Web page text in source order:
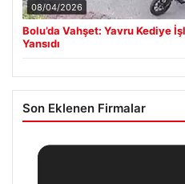
08/04/2026
Bolu’da Vahşet: Yavru Kediye
Yansıdı
Son Eklenen Firmalar